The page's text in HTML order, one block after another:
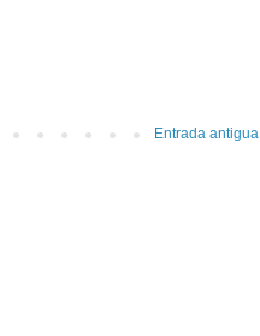
Entrada antigua